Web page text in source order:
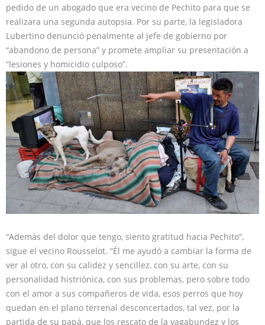
pedido de un abogado que era vecino de Pechito para que se
realizara una segunda autopsia. Por su parte, la legisladora
Lubertino denunció penalmente al jefe de gobierno por
“abandono de persona” y promete ampliar su presentación a
“lesiones y homicidio culposo”.
“Además del dolor que tengo, siento gratitud hacia Pechito”,
sigue el vecino Rousselot. “Él me ayudó a cambiar la forma de
ver al otro, con su calidez y sencillez, con su arte, con su
personalidad histriónica, con sus problemas, pero sobre todo
con el amor a sus compañeros de vida, esos perros que hoy
quedan en el plano terrenal desconcertados, tal vez, por la
partida de su papá, que los rescato de la vagabundez y los